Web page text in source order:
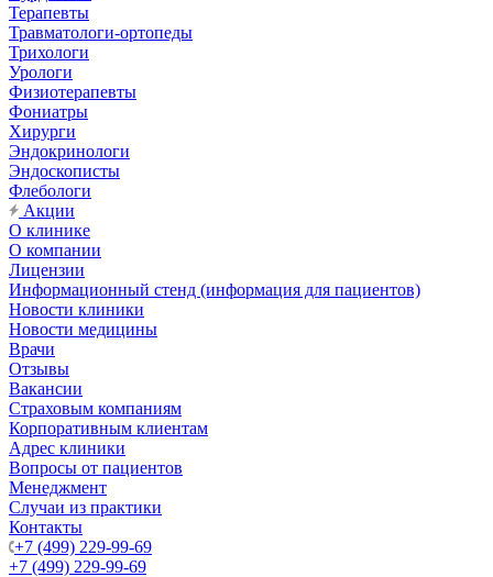
Терапевты
Травматологи-ортопеды
Трихологи
Урологи
Физиотерапевты
Фониатры
Хирурги
Эндокринологи
Эндоскописты
Флебологи
Акции
О клинике
О компании
Лицензии
Информационный стенд (информация для пациентов)
Новости клиники
Новости медицины
Врачи
Отзывы
Вакансии
Страховым компаниям
Корпоративным клиентам
Адрес клиники
Вопросы от пациентов
Менеджмент
Случаи из практики
Контакты
+7 (499) 229-99-69
+7 (499) 229-99-69